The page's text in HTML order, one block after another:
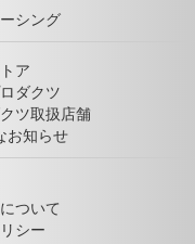
シング
ア
ダクツ
ツ取扱店舗
お知らせ
ついて
シー